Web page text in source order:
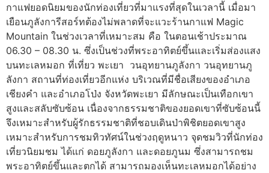
กาแฟยอดนิยมของนักท่องเที่ยวที่มาแรงที่สุดในเวลานี้ เมื่อมา
เยือนภูลังการีสอร์ทต้องไม่พลาดที่จะแวะร้านกาแฟ Magic
Mountain ในช่วงเวลาที่เหมาะสม คือ ในตอนเช้าประมาณ
06.30 – 08.30 น. ซึ่งเป็นช่วงที่พระอาทิตย์ขึ้นและเริ่มส่องแสง
บนทะเลหมอก ที่เที่ยว พะเยา วนอุทยานภูลังกา วนอุทยานภู
ลังกา สถานที่ท่องเที่ยวอีกแห่ง บริเวณที่มีชื่อเสียงของอำเภอ
เชียงคำ และอำเภอโป่ง จังหวัดพะเยา มีลักษณะเป็นเทือกเขา
สูงและสลับซับซ้อน เนื่องจากธรรมชาติของยอดเขาที่ซับซ้อนนี้
จึงเหมาะสำหรับผู้รักธรรมชาติที่ชอบเดินป่าพิชิตยอดเขาสูง
เหมาะสำหรับการชมทิวทัศน์ในช่วงฤดูหนาว จุดชมวิวที่นักท่อง
เที่ยวนิยมชม ได้แก่ ดอยภูลังกา และดอยภูนม ซึ่งสามารถชม
พระอาทิตย์ขึ้นและตกได้ สามารถมองเห็นทะเลหมอกได้อย่าง